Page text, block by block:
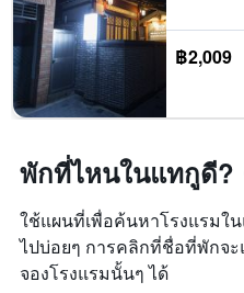
฿2,009
พักที่ไหนในแทกูดี?
ใช้แผนที่เพื่อค้นหาโรงแรมใ
ไปบ่อยๆ การคลิกที่ชื่อที่พักจ
จองโรงแรมนั้นๆ ได้